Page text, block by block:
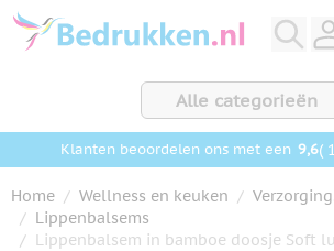
Ga naar de inhoud
Alle categorieën
Klanten beoordelen ons met een 9,6(
Home / Wellness en keuken /
/ Lippenbalsems
/ Lippenbalsem in bamboe doosje Soft